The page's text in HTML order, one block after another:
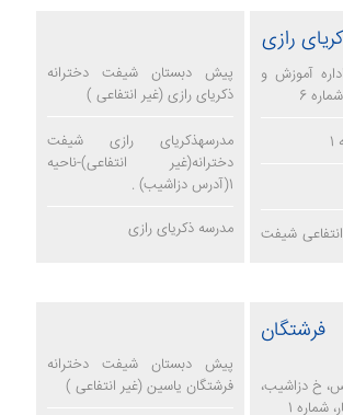
رازی
آموزش و
6
شیفت
پیش دبستان شیفت دخترانه
ذکریای رازی (غیر انتفاعی )
مدرسهذکریای رازی شیفت
دخترانه(غیر انتفاعی)-ناحیه
1(آدرس دزاشیب) .
مدرسه ذکریای رازی
خ دزاشیب،
شماره 1
پیش دبستان شیفت دخترانه
فرشتگان یاسین (غیر انتفاعی )